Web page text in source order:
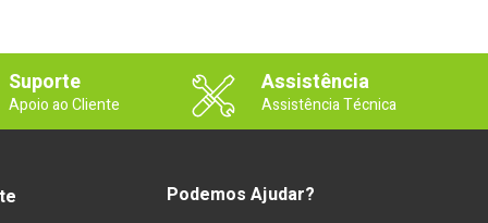
Suporte
Apoio ao Cliente
Assistência
Assistência Técnica
Podemos Ajudar?